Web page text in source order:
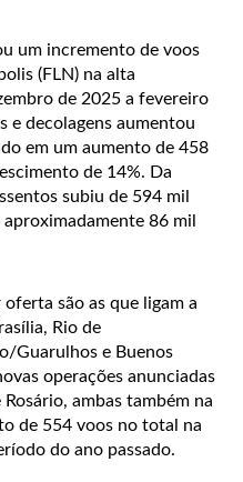
um incremento de voos
(FLN) na alta
de 2025 a fevereiro
e decolagens aumentou
em um aumento de 458
de 14%. Da
subiu de 594 mil
86 mil
são as que ligam a
Rio de
Guarulhos e Buenos
operações anunciadas
ambas também na
de 554 voos no total na
do ano passado.